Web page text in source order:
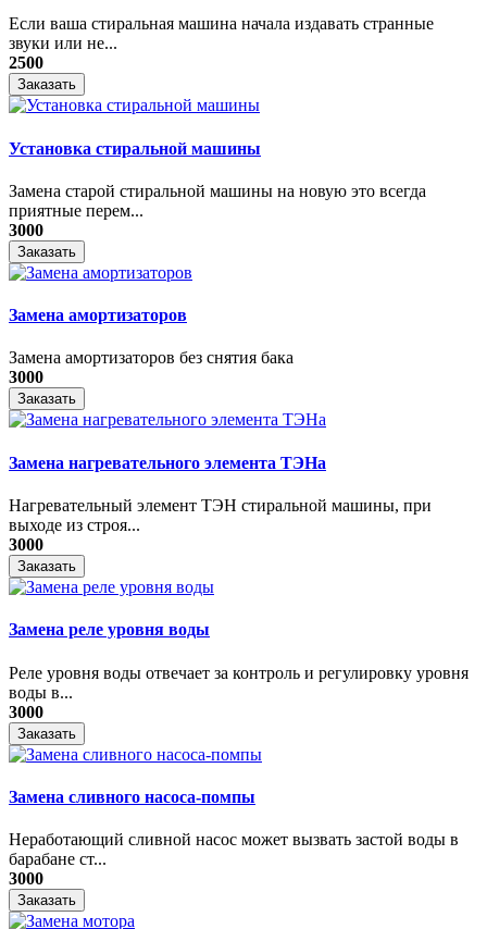
Если ваша стиральная машина начала издавать странные
звуки или не...
2500
Заказать
Установка стиральной машины
Замена старой стиральной машины на новую это всегда
приятные перем...
3000
Заказать
Замена амортизаторов
Замена амортизаторов без снятия бака
3000
Заказать
Замена нагревательного элемента ТЭНа
Нагревательный элемент ТЭН стиральной машины, при
выходе из строя...
3000
Заказать
Замена реле уровня воды
Реле уровня воды отвечает за контроль и регулировку уровня
воды в...
3000
Заказать
Замена сливного насоса-помпы
Неработающий сливной насос может вызвать застой воды в
барабане ст...
3000
Заказать